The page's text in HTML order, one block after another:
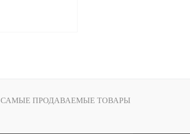
Сравнение
САМЫЕ ПРОДАВАЕМЫЕ ТОВАРЫ